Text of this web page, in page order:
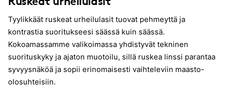
Tyylikkäät ruskeat urheilulasit tuovat pehmeyttä ja
kontrastia suoritukseesi säässä kuin säässä.
Kokoamassamme valikoimassa yhdistyvät tekninen
suorituskyky ja ajaton muotoilu, sillä ruskea linssi parantaa
syvyysnäköä ja sopii erinomaisesti vaihteleviin maasto-
olosuhteisiin.